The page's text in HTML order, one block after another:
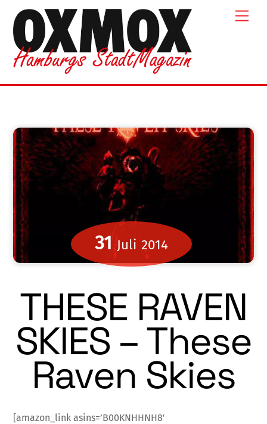
content
31 Juli 2014
THESE RAVEN
SKIES – These
Raven Skies
[amazon_link asins=’B00KNHHNH8′